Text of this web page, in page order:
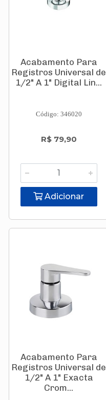
Acabamento Para
Registros Universal de
1/2" A 1" Digital Lin...
Código: 346020
R$ 79,90
Adicionar
Acabamento Para
Registros Universal de
1/2" A 1" Exacta
Crom...